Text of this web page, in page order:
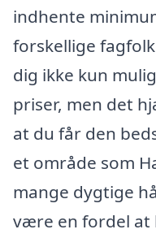
indhente
forskellige
dig ikke kun
priser, men det
at du får den
et område som
mange dygtige
være en fordel at